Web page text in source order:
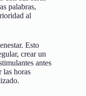
palabras,
al
Esto
crear un
antes
las horas